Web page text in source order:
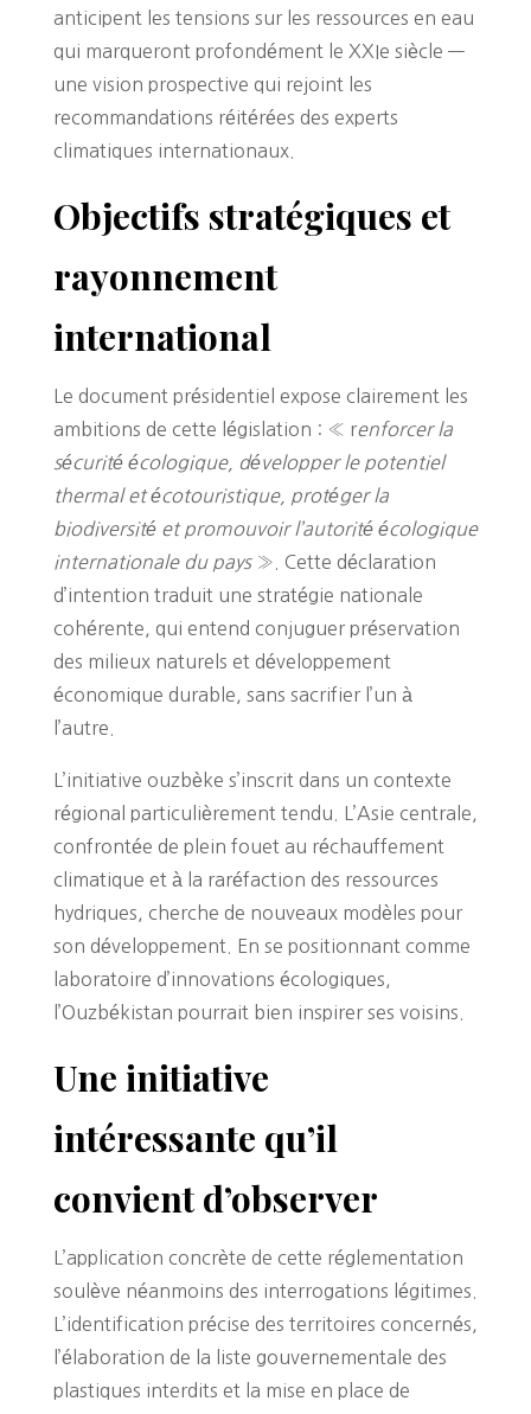
anticipent les tensions sur les ressources en eau
qui marqueront profondément le XXIe siècle —
une vision prospective qui rejoint les
recommandations réitérées des experts
climatiques internationaux.
Objectifs stratégiques et
rayonnement
international
Le document présidentiel expose clairement les
ambitions de cette législation : « renforcer la
sécurité écologique, développer le potentiel
thermal et écotouristique, protéger la
biodiversité et promouvoir l’autorité écologique
internationale du pays». Cette déclaration
d’intention traduit une stratégie nationale
cohérente, qui entend conjuguer préservation
des milieux naturels et développement
économique durable, sans sacrifier l’un à
l’autre.
L’initiative ouzbèke s’inscrit dans un contexte
régional particulièrement tendu. L’Asie centrale,
confrontée de plein fouet au réchauffement
climatique et à la raréfaction des ressources
hydriques, cherche de nouveaux modèles pour
son développement. En se positionnant comme
laboratoire d’innovations écologiques,
l’Ouzbékistan pourrait bien inspirer ses voisins.
Une initiative
intéressante qu’il
convient d’observer
L’application concrète de cette réglementation
soulève néanmoins des interrogations légitimes.
L’identification précise des territoires concernés,
l’élaboration de la liste gouvernementale des
plastiques interdits et la mise en place de